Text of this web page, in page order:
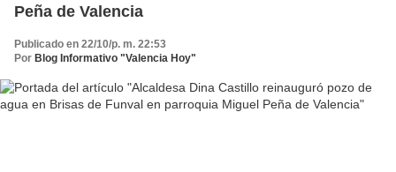
Peña de Valencia
Publicado en 22/10/p. m. 22:53
Por Blog Informativo "Valencia Hoy"